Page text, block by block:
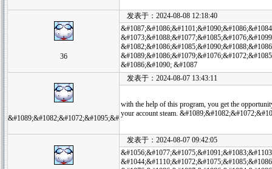
36
发表于：2024-08-08 12:18:40
&#1086;&#1090; &#1087
&#1089;&#1082;&#1072;&#1095;&#
发表于：2024-08-07 13:43:11
with the help of this program, you get the
your account steam.
发表于：2024-08-07 09:42:05